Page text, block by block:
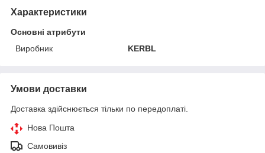
Характеристики
Основні атрибути
Виробник
KERBL
Умови доставки
Доставка здійснюється тільки по передоплаті.
Нова Пошта
Самовивіз